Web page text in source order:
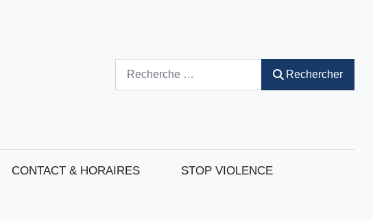
Rechercher
CONTACT & HORAIRES STOP VIOLENCE